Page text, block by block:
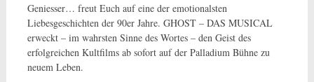
Geniesser… freut Euch auf eine der emotionalsten
Liebesgeschichten der 90er Jahre. GHOST – DAS MUSICAL
erweckt – im wahrsten Sinne des Wortes – den Geist des
erfolgreichen Kultfilms ab sofort auf der Palladium Bühne zu
neuem Leben.